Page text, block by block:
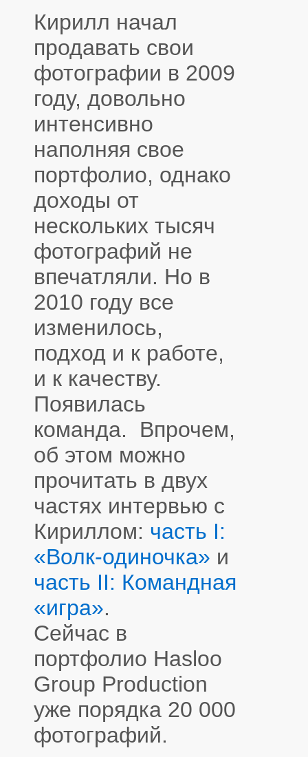
Кирилл начал
продавать свои
фотографии в 2009
году, довольно
интенсивно
наполняя свое
портфолио, однако
доходы от
нескольких тысяч
фотографий не
впечатляли. Но в
2010 году все
изменилось,
подход и к работе,
и к качеству.
Появилась
команда. Впрочем,
об этом можно
прочитать в двух
частях интервью с
Кириллом: часть I:
«Волк-одиночка» и
часть II: Командная
«игра».
Сейчас в
портфолио Hasloo
Group Production
уже порядка 20 000
фотографий.